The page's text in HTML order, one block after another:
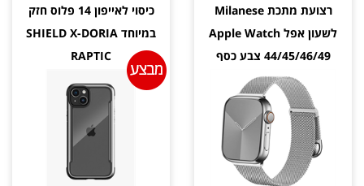
רצועת מתכת Milanese
לשעון אפל Apple Watch
44/45/46/49 צבע כסף
Silver
כיסוי לאייפון 14 פלוס חזק
במיוחד SHIELD X-DORIA
RAPTIC